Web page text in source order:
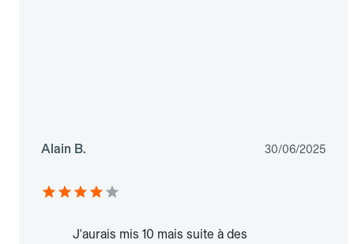
Alain B. 30/06/2025
J'aurais mis 10 mais suite à des